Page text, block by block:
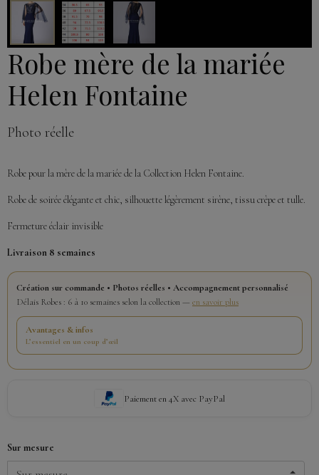
Robe mère de la mariée
Helen Fontaine
Photo réelle
Robe pour la mère de la mariée de la Collection Helen Fontaine.
Robe de soirée élégante et chic, silhouette légèrement sirène, tissu crèpe et tulle.
Fermeture éclair invisible
Livraison 8 semaines
Création sur commande • Photos réelles • Accompagnement personnalisé
Délais Robes : 6 à 10 semaines selon la collection — en savoir plus
Avantages & infos
L’essentiel en un coup d’œil
Paiement en 4X avec PayPal
Sur mesure